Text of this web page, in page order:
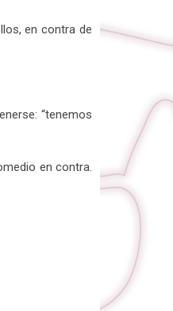
en contra de
“tenemos
en contra.